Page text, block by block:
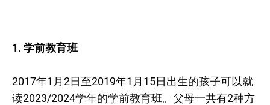
1. 学前教育班
2017年1月2日至2019年1月15日出生的孩子可以就
读2023/2024学年的学前教育班。父母一共有2种方